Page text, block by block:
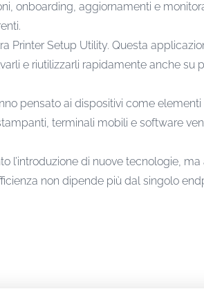
onboarding, aggiornamenti e
Printer Setup Utility. Questa
e riutilizzarli rapidamente anche su
pensato ai dispositivi come elementi
terminali mobili e software
l’introduzione di nuove tecnologie, ma
non dipende più dal singolo